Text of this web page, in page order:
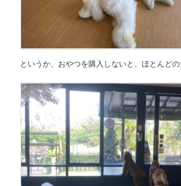
というか、おやつを購入しないと、ほとんどの